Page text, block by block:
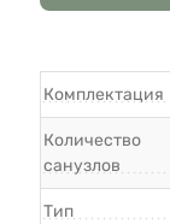
Комплектация
Количество
санузлов
Тип